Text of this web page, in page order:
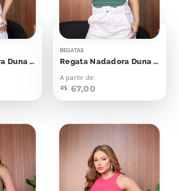
Regata Nadadora Duna Rosa Seco Listras Off
REGATAS
Regata Nadadora Duna Verde Esmeralda Com Off
A partir de:
R$ 67,00